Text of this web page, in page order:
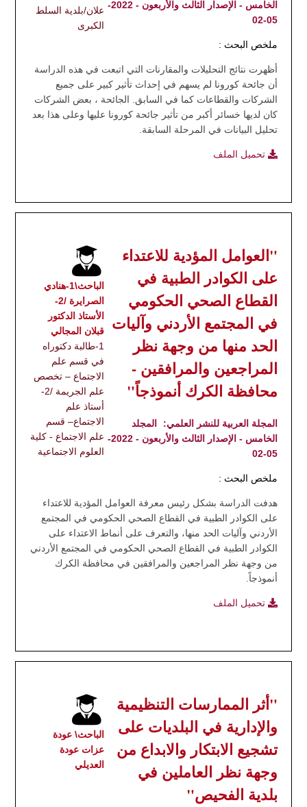
علان/بلدية السلط
الكبرى
الخامس - الإصدار الثالث والأربعون - 2022-
05-02
ملخص البحث :
أظهرت نتائج التحليلات والمقارنات التي اتبعت في هذه الدراسة
أن جائحة كورونا لم يسهم في إحداث تأثير كبير على جميع
الشركات والقطاعات كما في السابق. الجائحة ، بعض الشركات
كان لديها خسائر أكبر من تأثير جائحة كورونا عليها وعلى هذا بعد
تحليل البيانات في المرحلة السابقة.
تحميل الملف
الباحث\1-هنادي
الصرايرة /2-
الأستاذ الدكتور
قبلان المجالي
1-طالبة دكتوراه
في قسم علم
الاجتماع – تخصص
علم الجريمة /2-
أستاذ علم
الاجتماع– قسم
علم الاجتماع - كلية
العلوم الاجتماعية
"العوامل المؤدية للاعتداء
على الكوادر الطبية في
القطاع الصحي الحكومي
في المجتمع الأردني وآليات
الحد منها من وجهة نظر
المراجعين والمرافقين -
محافظة الكرك أنموذجاً"
المجلة العربية للنشر العلمي:
المجلد
الخامس - الإصدار الثالث والأربعون - 2022-
05-02
ملخص البحث :
هدفت الدراسة بشكل رئيس معرفة العوامل المؤدية للاعتداء
على الكوادر الطبية في القطاع الصحي الحكومي في المجتمع
الأردني وآليات الحد منها، والتعرف على أنماط الاعتداء على
الكوادر الطبية في القطاع الصحي الحكومي في المجتمع الأردني
من وجهة نظر المراجعين والمرافقين في محافظة الكرك
أنموذجاً.
تحميل الملف
الباحث\ عودة
عزات عودة
العديلي
"أثر الممارسات التنظيمية
والإدارية في البلديات على
تشجيع الابتكار والابداع من
وجهة نظر العاملين في
بلدية الفحيص"